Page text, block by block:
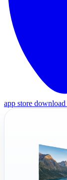
app store download